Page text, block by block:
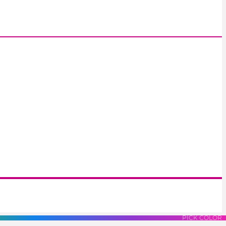
PICK COLOR